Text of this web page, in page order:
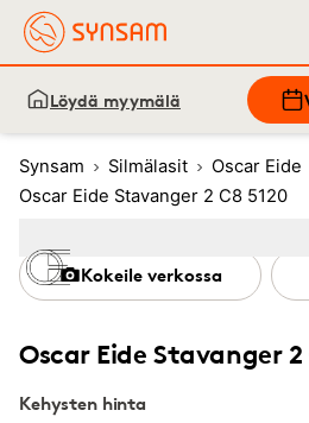
Löydä myymälä
Synsam Silmälasit
Oscar Eide
Oscar Eide Stavanger 2 C8 5120
Oscar Eide Stavanger 2
Kehysten hinta
Kokeile verkossa